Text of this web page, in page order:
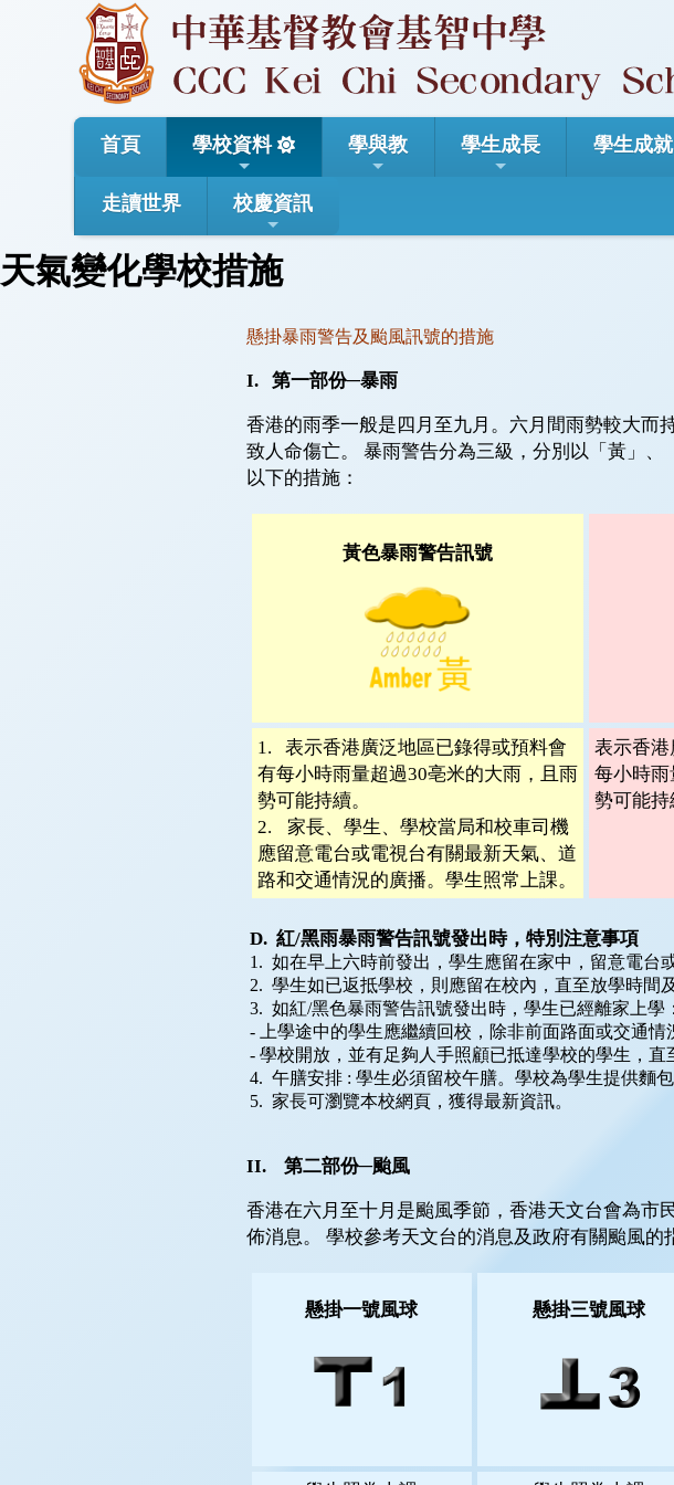
首頁 學校資料 學與教 學生成長 學生成就
走讀世界 校慶資訊
天氣變化學校措施